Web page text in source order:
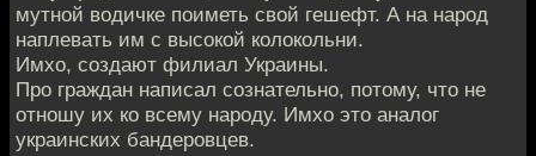
мутной водичке поиметь свой гешефт. А на народ
наплевать им с высокой колокольни.
Имхо, создают филиал Украины.
Про граждан написал сознательно, потому, что не
отношу их ко всему народу. Имхо это аналог
украинских бандеровцев.